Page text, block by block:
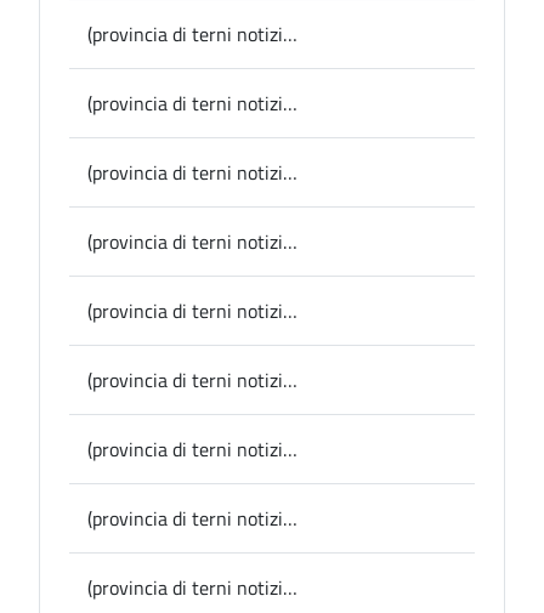
(provincia di terni notizie) Narni, pronte le mappe turistiche Narni Kids realizzate dalle scuole: oggi la presentazione
(provincia di terni notizie) Amelia, furti, truffe e raggiri: domani in sala Boccarini Comune e carabinieri incontrano i cittadini
(provincia di terni notizie) La Provincia parte integrante di GAME UPI, il progetto nazionale che punta sui giovani e promuove sport, inclusione e salute
(provincia di terni notizie) Monteleone di Orvieto, risorse a fondo perduto a favore di piccole e micro imprese
(provincia di terni notizie) Narni, sabato al Digipass il convegno sulle scuole rurali tra Otto e Novecento
(provincia di terni notizie) Acquasparta, via ai cantieri per la riqualificazione del centro storico, Montani: “oltre 2 milioni di euro per il miglioramento urbano, l’edilizia residenziale e la cultura”
(provincia di terni notizie) Parrano, il Consiglio comunale ha approvato un atto d’indirizzo sul nuovo bando per i servizi sociali
(provincia di terni notizie) Provincia, info viabilità: senso unico alternato sulla Sr 205 Amerina a Fornole, di Amelia per la riparazione della rete gas
(provincia di terni notizie) Porano, arrivano gli stalli rosa per le auto condotte da donne in gravidanza e con figli piccoli